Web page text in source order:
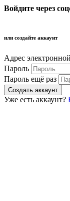
Войдите через
или создайте аккаунт
Адрес
Пароль
Пароль ещё раз
Уже есть аккаунт?